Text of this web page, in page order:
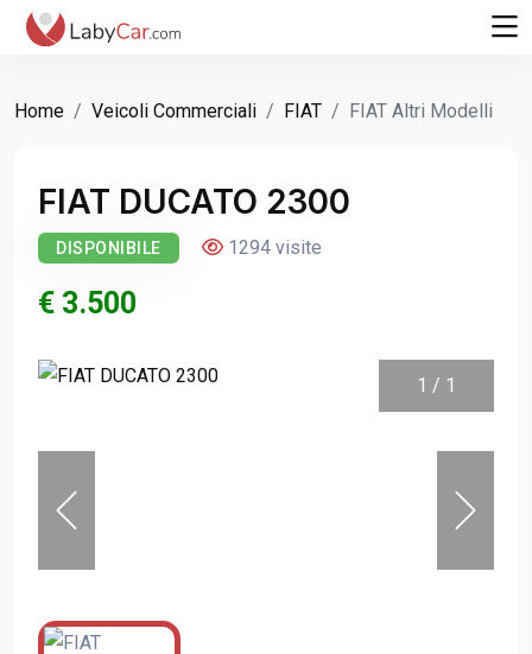
Home Veicoli Commerciali FIAT FIAT Altri Modelli
FIAT DUCATO 2300
DISPONIBILE 1294 visite
€ 3.500
1 / 1